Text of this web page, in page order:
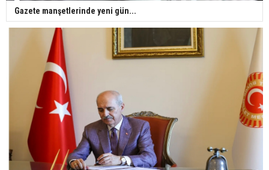
Gazete manşetlerinde yeni gün...